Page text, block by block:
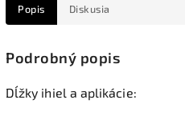
Popis Diskusia
Podrobný popis
Dĺžky ihiel a aplikácie: